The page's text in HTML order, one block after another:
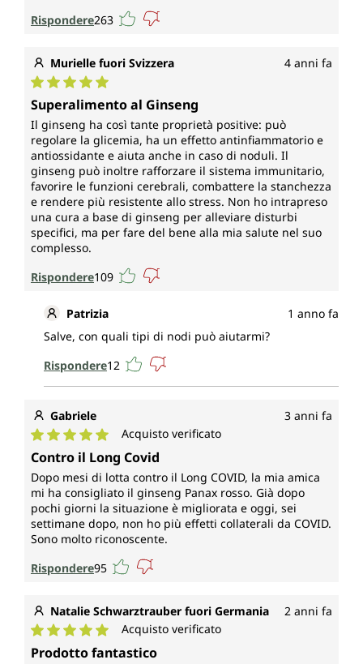
Rispondere263
Murielle fuori Svizzera 4 anni fa
Valutazione media di 5 su 5 stelle
Superalimento al Ginseng
Il ginseng ha così tante proprietà positive: può
regolare la glicemia, ha un effetto antinfiammatorio e
antiossidante e aiuta anche in caso di noduli. Il
ginseng può inoltre rafforzare il sistema immunitario,
favorire le funzioni cerebrali, combattere la stanchezza
e rendere più resistente allo stress. Non ho intrapreso
una cura a base di ginseng per alleviare disturbi
specifici, ma per fare del bene alla mia salute nel suo
complesso.
Rispondere109
Patrizia
1 anno fa
Salve, con quali tipi di nodi può aiutarmi?
Rispondere12
Gabriele 3 anni fa
Valutazione media di 5 su 5 stelle
Acquisto verificato
Contro il Long Covid
Dopo mesi di lotta contro il Long COVID, la mia amica
mi ha consigliato il ginseng Panax rosso. Già dopo
pochi giorni la situazione è migliorata e oggi, sei
settimane dopo, non ho più effetti collaterali da COVID.
Sono molto riconoscente.
Rispondere95
Natalie Schwarztrauber fuori Germania 2 anni fa
Valutazione media di 5 su 5 stelle
Acquisto verificato
Prodotto fantastico